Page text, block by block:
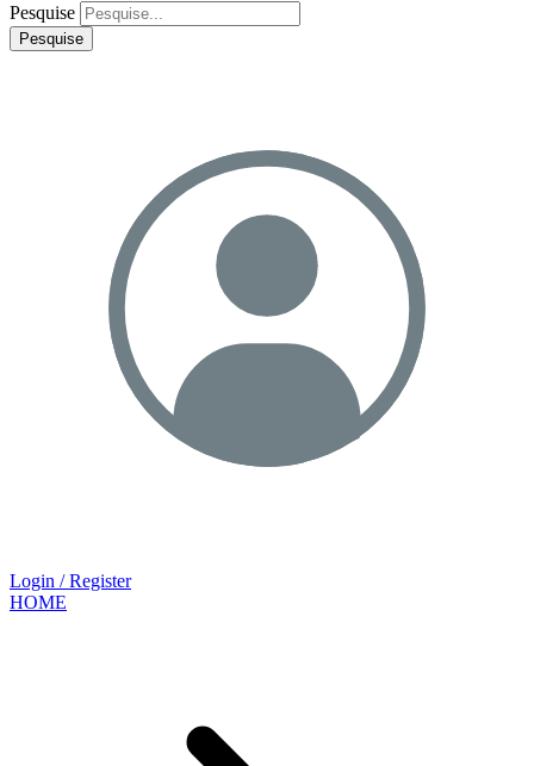
Pesquise
Pesquise
Login / Register
HOME